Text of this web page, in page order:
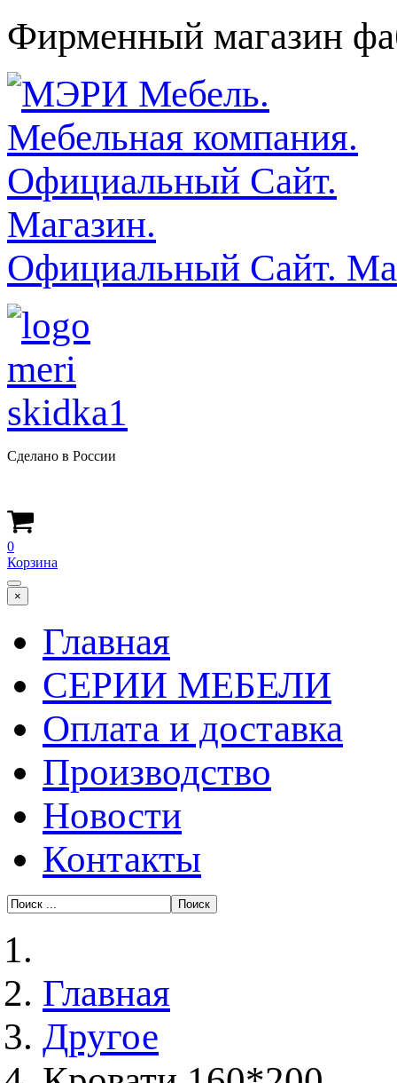
Фирменный магазин
Официальный Сайт.
Сделано в России
0
Корзина
×
Главная
СЕРИИ МЕБЕЛИ
Оплата и доставка
Производство
Новости
Контакты
Главная
Другое